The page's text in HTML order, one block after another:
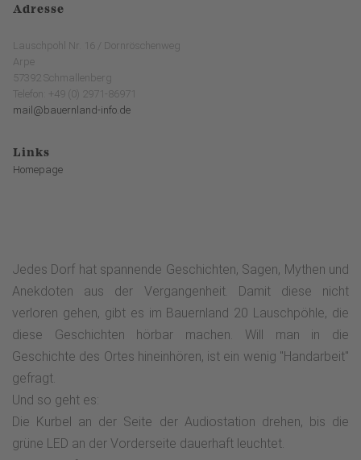
Adresse
Lauschpohl Nr. 16 / Dornröschenweg
Arpe
57392 Schmallenberg
Telefon: +49 (0) 2971-86971
mail@bauernland-info.de
Links
Homepage
Jedes Dorf hat spannende Geschichten, Sagen, Mythen und
Anekdoten aus der Vergangenheit. Damit diese nicht
verloren gehen, gibt es im Bauernland 20 Lauschpöhle, die
diese Geschichten hörbar machen. Will man in die
Geschichte des Ortes hineinhören, ist ein wenig "Handarbeit"
gefragt.
Und so geht es:
Die Kurbel an der Seite der Audiostation drehen, bis die
grüne LED an der Vorderseite dauerhaft leuchtet.